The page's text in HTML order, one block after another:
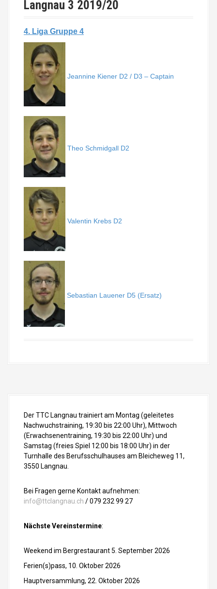
Langnau 3 2019/20
4. Liga Gruppe 4
Jeannine Kiener D2 / D3 – Captain
Theo Schmidgall D2
Valentin Krebs D2
Sebastian Lauener D5 (Ersatz)
Der TTC Langnau trainiert am Montag (geleitetes
Nachwuchstraining, 19:30 bis 22:00 Uhr), Mittwoch
(Erwachsenentraining, 19:30 bis 22:00 Uhr) und
Samstag (freies Spiel 12:00 bis 18:00 Uhr) in der
Turnhalle des Berufsschulhauses am Bleicheweg 11,
3550 Langnau.
Bei Fragen gerne Kontakt aufnehmen:
info@ttclangnau.ch / 079 232 99 27
Nächste Vereinstermine:
Weekend im Bergrestaurant 5. September 2026
Ferien(s)pass, 10. Oktober 2026
Hauptversammlung, 22. Oktober 2026